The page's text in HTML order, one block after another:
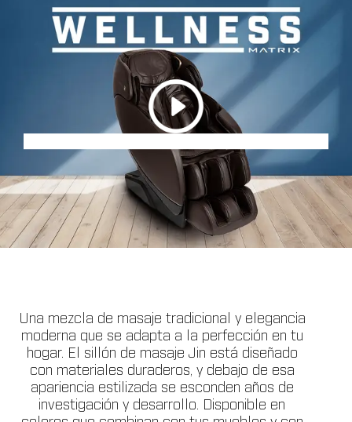
Una mezcla de masaje tradicional y elegancia
moderna que se adapta a la perfección en tu
hogar. El sillón de masaje Jin está diseñado
con materiales duraderos, y debajo de esa
apariencia estilizada se esconden años de
investigación y desarrollo. Disponible en